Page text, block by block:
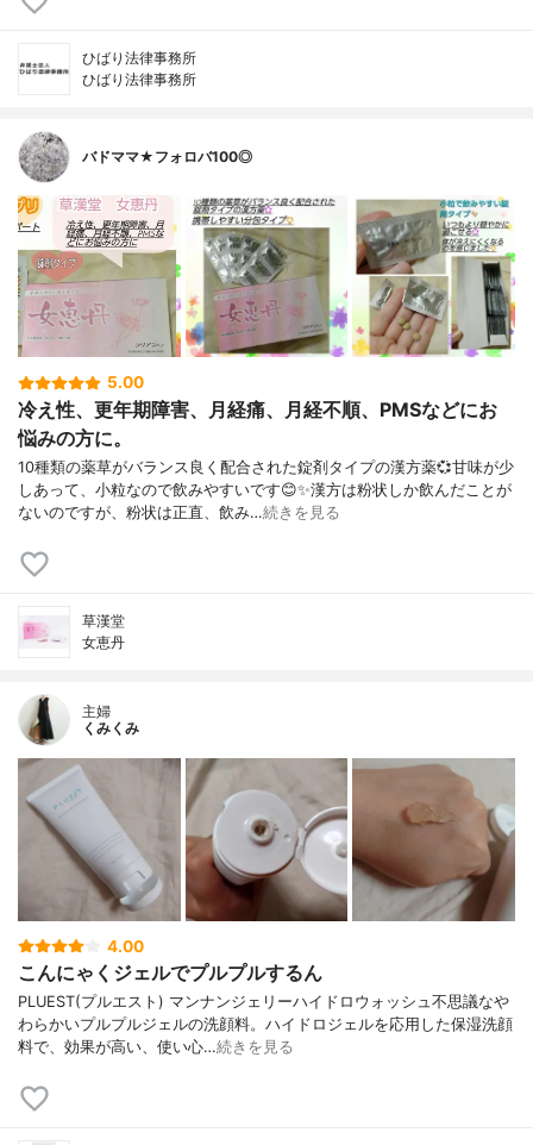
ひばり法律事務所
ひばり法律事務所
バドママ★フォロバ100◎
5.00
冷え性、更年期障害、月経痛、月経不順、PMSなどにお
悩みの方に。
10種類の薬草がバランス良く配合された錠剤タイプの漢方薬💞甘味が少
しあって、小粒なので飲みやすいです😊✨漢方は粉状しか飲んだことが
ないのですが、粉状は正直、飲み…続きを見る
草漢堂
女恵丹
主婦
くみくみ
4.00
こんにゃくジェルでプルプルするん
PLUEST(プルエスト) マンナンジェリーハイドロウォッシュ不思議なや
わらかいプルプルジェルの洗顔料。ハイドロジェルを応用した保湿洗顔
料で、効果が高い、使い心…続きを見る